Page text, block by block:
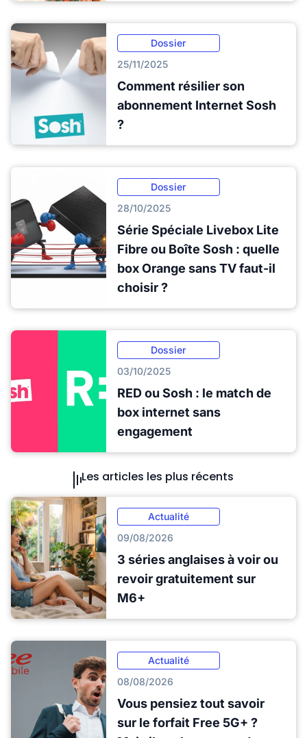
Dossier
25/11/2025
Comment résilier son
abonnement Internet Sosh
?
Dossier
28/10/2025
Série Spéciale Livebox Lite
Fibre ou Boîte Sosh : quelle
box Orange sans TV faut-il
choisir ?
Dossier
03/10/2025
RED ou Sosh : le match de
box internet sans
engagement
Les articles les plus récents
Actualité
09/08/2026
3 séries anglaises à voir ou
revoir gratuitement sur
M6+
Actualité
08/08/2026
Vous pensiez tout savoir
sur le forfait Free 5G+ ?